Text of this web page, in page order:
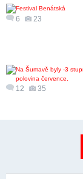
6 23
12 35